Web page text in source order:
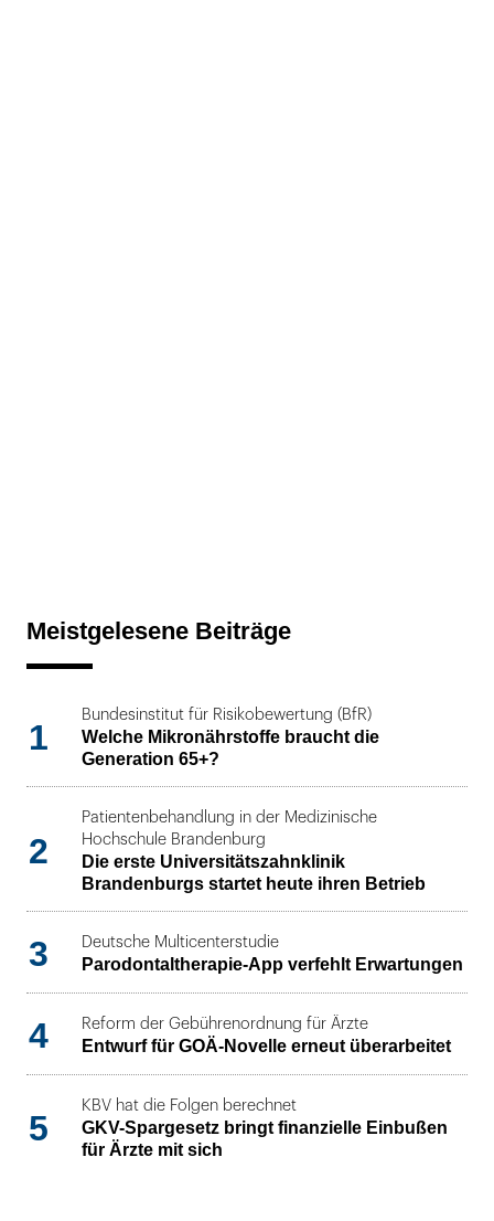
Meistgelesene Beiträge
1
Bundesinstitut für Risikobewertung (BfR)
Welche Mikronährstoffe braucht die
Generation 65+?
2
Patientenbehandlung in der Medizinische
Hochschule Brandenburg
Die erste Universitätszahnklinik
Brandenburgs startet heute ihren Betrieb
3 Deutsche Multicenterstudie
Parodontaltherapie-App verfehlt Erwartungen
4 Reform der Gebührenordnung für Ärzte
Entwurf für GOÄ-Novelle erneut überarbeitet
5
KBV hat die Folgen berechnet
GKV-Spargesetz bringt finanzielle Einbußen
für Ärzte mit sich